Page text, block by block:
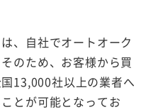
、自社でオートオーク
のため、お客様から買
13,000社以上の業者へ
とが可能となってお